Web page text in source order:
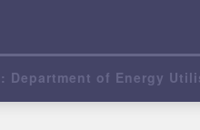
: Department of Energy